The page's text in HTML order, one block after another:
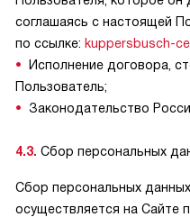
соглашаясь с настоящей
по ссылке: kuppersbusch-
Исполнение договора,
Пользователь;
Законодательство
4.3. Сбор персональных
Сбор персональных
осуществляется на Сайте